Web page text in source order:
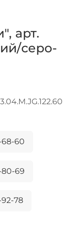
арт.
серо-
68-60
80-69
92-78